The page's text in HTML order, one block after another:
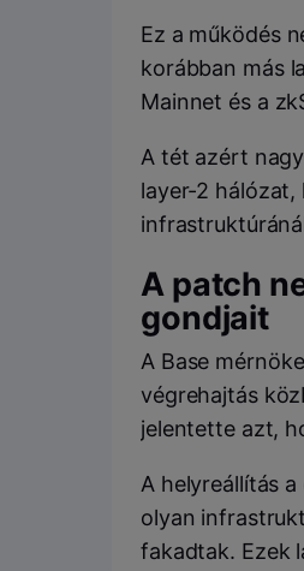
Ez a működés
korábban más
Mainnet és a
A tét azért
layer-2 hálózat,
A patch
gondjait
A Base
végrehajtás
jelentette azt,
A helyreállítás
olyan
fakadtak. Ezek